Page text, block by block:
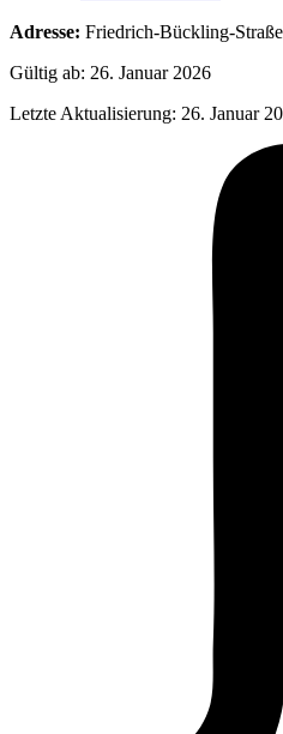
Adresse: Friedrich-Bückling-
Gültig ab: 26. Januar 2026
Letzte Aktualisierung: 26. Januar